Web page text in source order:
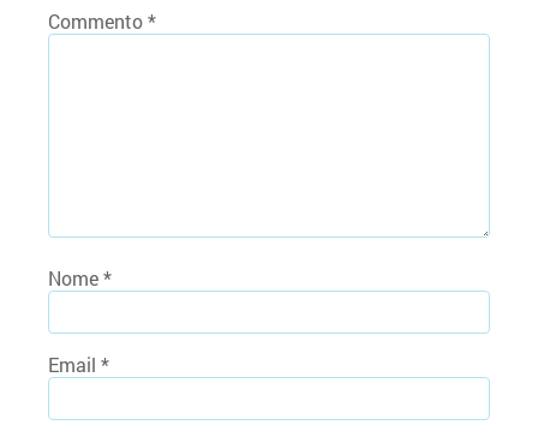
Commento*
Nome*
Email *